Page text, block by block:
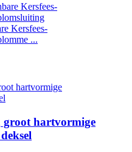
Kersfees-
...
groot hartvormige